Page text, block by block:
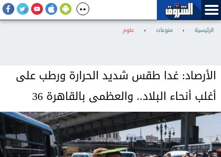
الرئيسية › منوعات › علوم
الأرصاد: غدا طقس شديد الحرارة ورطب على
أغلب أنحاء البلاد.. والعظمى بالقاهرة 36